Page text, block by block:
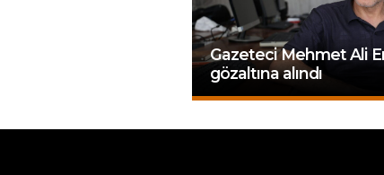
Gazeteci Mehmet Ali
gözaltına alındı